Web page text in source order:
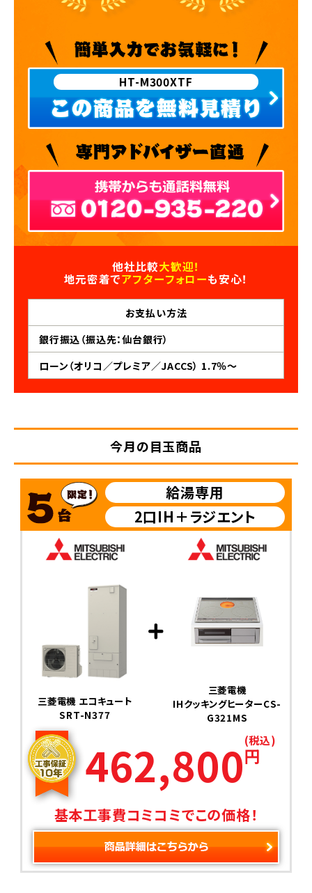
HT-M300XTF
他社比較大歓迎！
地元密着でアフターフォローも安心！
お支払い方法
銀行振込（振込先：仙台銀行）
ローン（オリコ／プレミア／JACCS） 1.7％～
今月の目玉商品
給湯専用
2口IH＋ラジエント
三菱電機 エコキュート
SRT-N377
三菱電機
IHクッキングヒーターCS-
G321MS
462,800円
(税込)
基本工事費コミコミでこの価格！